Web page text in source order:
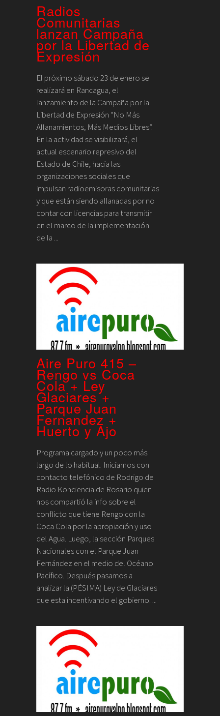
Radios
Comunitarias
lanzan Campaña
por la Libertad de
Expresión
El próximo sábado 23 de enero se
realizará en Rancagua, el
lanzamiento de la Campaña por la
Libertad de Expresión “No Más
Allanamientos, Más Medios Libres”.
En la actividad se visibilizará, el
actual escenario represivo del
Estado de Chile, hacia las
organizaciones sociales que
impulsan radioemisoras comunitarias
y que están siendo allanadas por no
contar con licencias para transmitir
en el marco de la implementación
de la ...
Aire Puro 415 –
Rengo vs Coca
Cola + Ley
Glaciares +
Parque Juan
Fernandez +
Huerto y Ajo
Programa cargado y un poco más
largo de lo habitual. Iniciamos con
contacto telefónico de Rodrigo de
Radio Konciencia de Rosario quien
nos compartió la info sobre el
conflicto que tiene Rengo con la
Coca Cola por la apropiación y uso
del Agua. Luego, la sección Parques
Nacionales con el Parque Juan
Fernández en el medio del Océano
Pacífico. Después pasamos a
analizar la (PÉSIMA) Ley de Glaciares
que esta incentivando el gobierno. ...